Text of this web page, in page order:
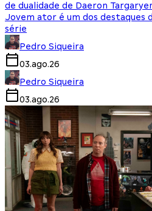
de dualidade de Daeron
Jovem ator é um dos destaques
série
Pedro Siqueira
03.ago.26
Pedro Siqueira
03.ago.26